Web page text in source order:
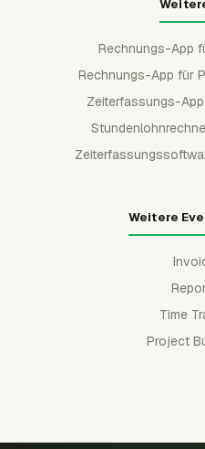
Rechnungs-App
Rechnungs-App für
Zeiterfassungs-
Weitere
Time
Project